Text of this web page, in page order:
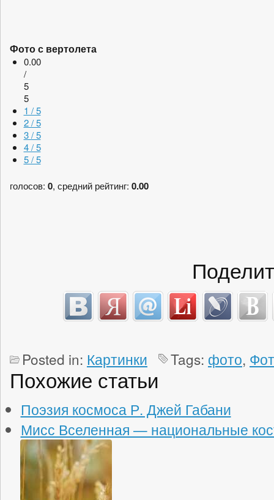
Фото с вертолета
0.00
/
5
5
1 / 5
2 / 5
3 / 5
4 / 5
5 / 5
голосов: 0, средний рейтинг: 0.00
Posted in: Картинки Tags: фото,
Похожие статьи
Поэзия космоса Р. Джей Габани
Мисс Вселенная — национальные